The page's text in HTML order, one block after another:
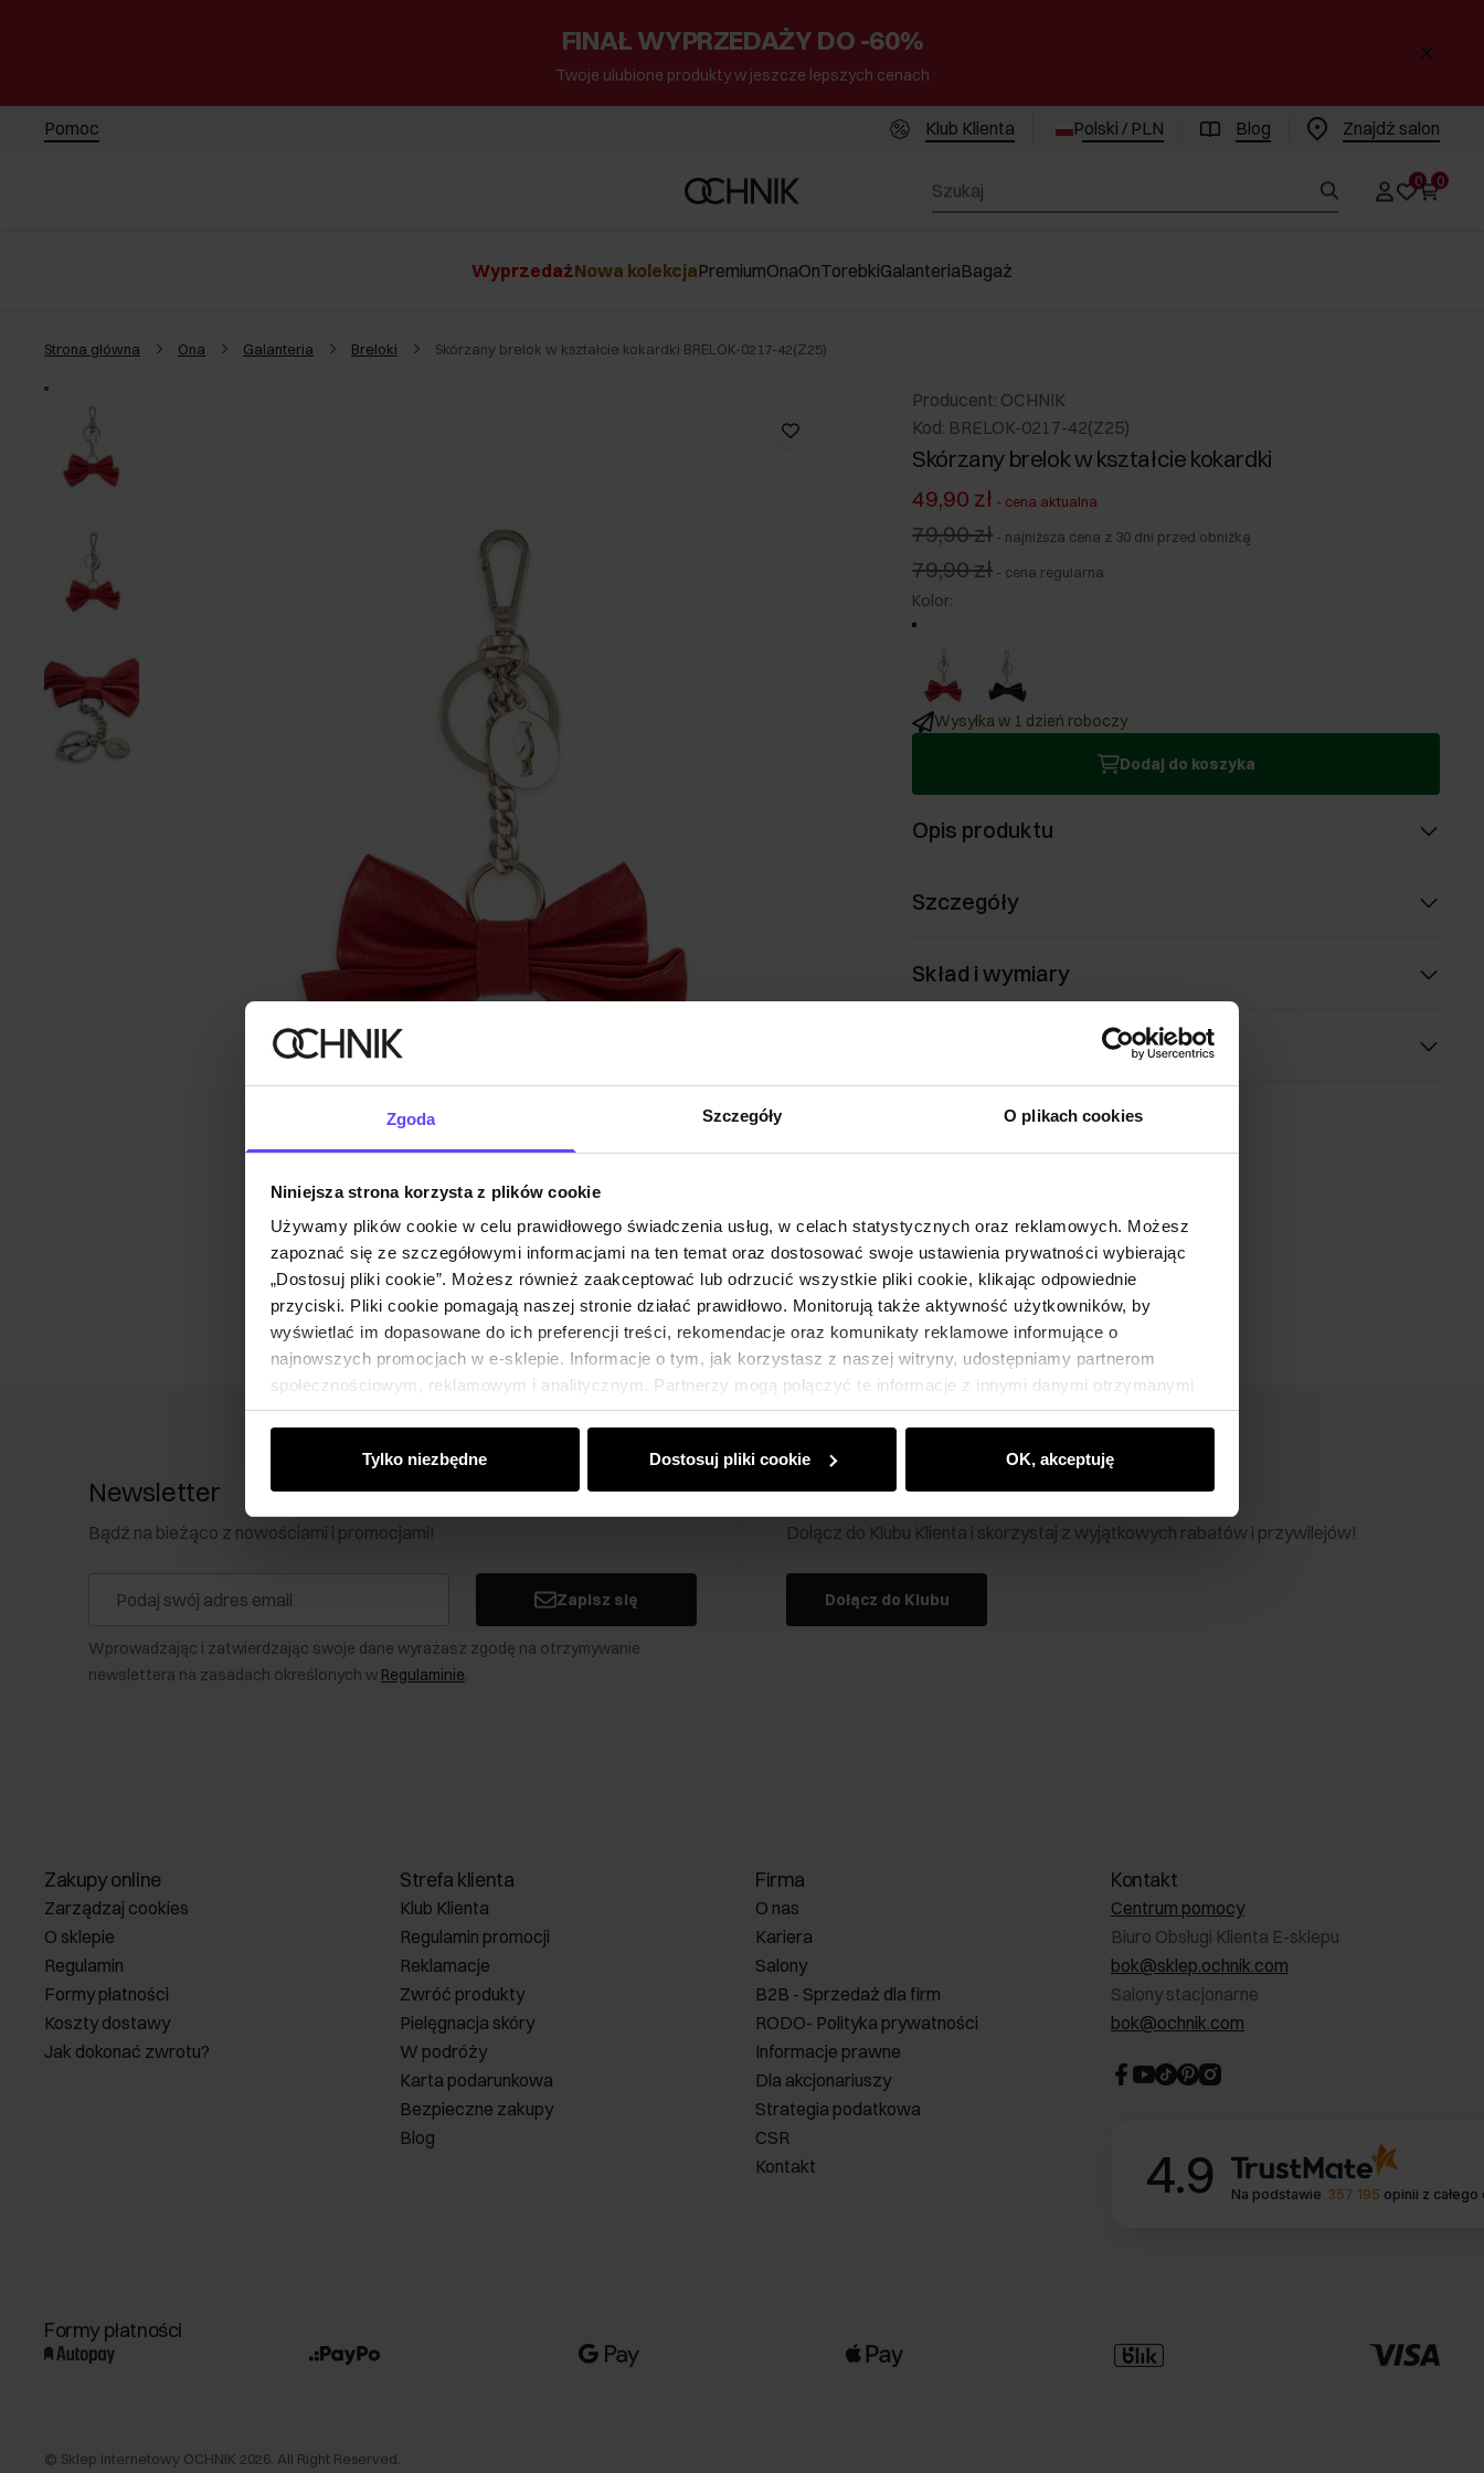
Zgoda Szczegóły O plikach cookies
Niniejsza strona korzysta z plików cookie
Używamy plików cookie w celu prawidłowego świadczenia usług, w celach statystycznych oraz reklamowych. Możesz
zapoznać się ze szczegółowymi informacjami na ten temat oraz dostosować swoje ustawienia prywatności wybierając
„Dostosuj pliki cookie”. Możesz również zaakceptować lub odrzucić wszystkie pliki cookie, klikając odpowiednie
przyciski. Pliki cookie pomagają naszej stronie działać prawidłowo. Monitorują także aktywność użytkowników, by
wyświetlać im dopasowane do ich preferencji treści, rekomendacje oraz komunikaty reklamowe informujące o
najnowszych promocjach w e-sklepie. Informacje o tym, jak korzystasz z naszej witryny, udostępniamy partnerom
społecznościowym, reklamowym i analitycznym. Partnerzy mogą połączyć te informacje z innymi danymi otrzymanymi
od Ciebie lub uzyskanymi podczas korzystania z ich usług.
Tylko niezbędne Dostosuj pliki cookie OK, akceptuję
FINAŁ WYPRZEDAŻY DO -60%
Twoje ulubione produkty w jeszcze lepszych cenach
Pomoc Klub Klienta Polski / PLN Blog Znajdż salon
0 0
WyprzedażNowa kolekcjaPremiumOnaOnTorebkiGalanteriaBagaż
Strona główna Ona Galanteria Breloki Skórzany brelok w kształcie kokardki BRELOK-0217-42(Z25)
Producent: OCHNIK
Kod: BRELOK-0217-42(Z25)
Skórzany brelok w kształcie kokardki
49,90 zł - cena aktualna
79,90 zł - najniższa cena z 30 dni przed obniżką
79,90 zł - cena regularna
Kolor:
Wysyłka w 1 dzień roboczy
Dodaj do koszyka
Opis produktu
Szczegóły
Skład i wymiary
Newsletter
Bądź na bieżąco z nowościami i promocjami!
Zapisz się
Wprowadzając i zatwierdzając swoje dane wyrażasz zgodę na otrzymywanie
newslettera na zasadach określonych w Regulaminie.
Klub Klienta Ochnik
Dołącz do Klubu Klienta i skorzystaj z wyjątkowych rabatów i przywilejów!
Dołącz do Klubu
Zakupy online
Zarządzaj cookies
O sklepie
Regulamin
Formy płatności
Koszty dostawy
Jak dokonać zwrotu?
Strefa klienta
Klub Klienta
Regulamin promocji
Reklamacje
Zwróć produkty
Pielęgnacja skóry
W podróży
Karta podarunkowa
Bezpieczne zakupy
Blog
Firma
O nas
Kariera
Salony
B2B - Sprzedaż dla firm
RODO- Polityka prywatności
Informacje prawne
Dla akcjonariuszy
Strategia podatkowa
CSR
Kontakt
Kontakt
Centrum pomocy
Biuro Obsługi Klienta E-sklepu
bok@sklep.ochnik.com
Salony stacjonarne
bok@ochnik.com
4.9 Na podstawie 357 195 opinii z
Formy płatności
© Sklep internetowy OCHNIK 2026 . All Right Reserved.